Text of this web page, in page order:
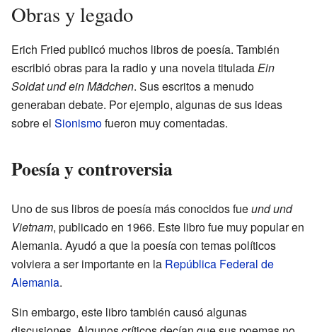
Obras y legado
Erich Fried publicó muchos libros de poesía. También
escribió obras para la radio y una novela tituladaEin
Soldat und ein Mädchen. Sus escritos a menudo
generaban debate. Por ejemplo, algunas de sus ideas
sobre el Sionismofueron muy comentadas.
Poesía y controversia
Uno de sus libros de poesía más conocidos fueund und
Vietnam, publicado en 1966. Este libro fue muy popular en
Alemania. Ayudó a que la poesía con temas políticos
volviera a ser importante en la República Federal de
Alemania.
Sin embargo, este libro también causó algunas